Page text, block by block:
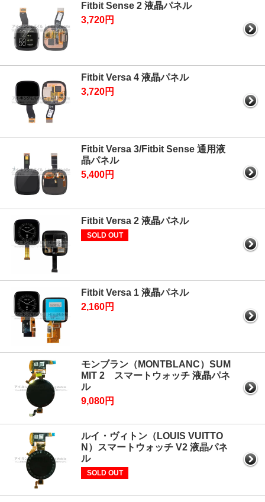
Fitbit Sense 2 液晶パネル
3,720円
Fitbit Versa 4 液晶パネル
3,720円
Fitbit Versa 3/Fitbit Sense 通用液
晶パネル
5,400円
Fitbit Versa 2 液晶パネル
SOLD OUT
Fitbit Versa 1 液晶パネル
2,160円
モンブラン（MONTBLANC）SUM
MIT 2 スマートウォッチ 液晶パネ
ル
9,080円
ルイ・ヴィトン（LOUIS VUITTO
N）スマートウォッチ V2 液晶パネ
ル
SOLD OUT